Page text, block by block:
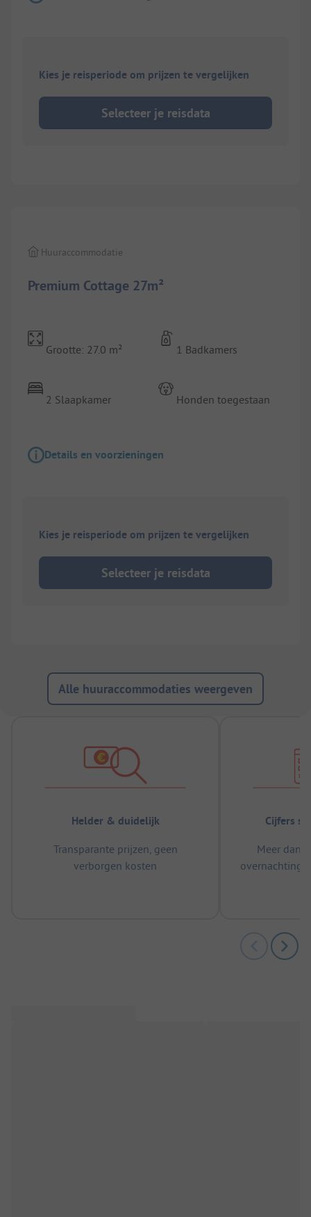
Kies je reisperiode om prijzen te vergelijken
Selecteer je reisdata
Premium Cottage 27m²
Huuraccommodatie
Grootte: 27.0 m²
2 Slaapkamer
1 Badkamers
Honden toegestaan
Details en voorzieningen
Kies je reisperiode om prijzen te vergelijken
Selecteer je reisdata
Alle huuraccommodaties weergeven
Helder & duidelijk
Transparante prijzen, geen
verborgen kosten
Cijfers
Meer dan